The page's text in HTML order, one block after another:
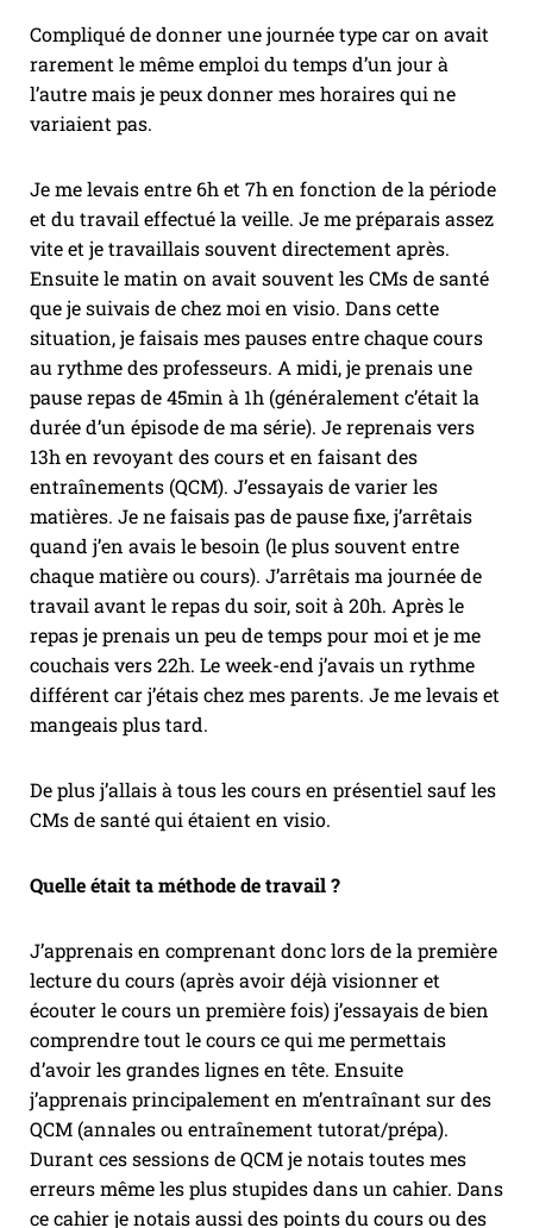
Compliqué de donner une journée type car on avait
rarement le même emploi du temps d’un jour à
l’autre mais je peux donner mes horaires qui ne
variaient pas.
Je me levais entre 6h et 7h en fonction de la période
et du travail effectué la veille. Je me préparais assez
vite et je travaillais souvent directement après.
Ensuite le matin on avait souvent les CMs de santé
que je suivais de chez moi en visio. Dans cette
situation, je faisais mes pauses entre chaque cours
au rythme des professeurs. A midi, je prenais une
pause repas de 45min à 1h (généralement c’était la
durée d’un épisode de ma série). Je reprenais vers
13h en revoyant des cours et en faisant des
entraînements (QCM). J’essayais de varier les
matières. Je ne faisais pas de pause fixe, j’arrêtais
quand j’en avais le besoin (le plus souvent entre
chaque matière ou cours). J’arrêtais ma journée de
travail avant le repas du soir, soit à 20h. Après le
repas je prenais un peu de temps pour moi et je me
couchais vers 22h. Le week-end j’avais un rythme
différent car j’étais chez mes parents. Je me levais et
mangeais plus tard.
De plus j’allais à tous les cours en présentiel sauf les
CMs de santé qui étaient en visio.
Quelle était ta méthode de travail ?
J’apprenais en comprenant donc lors de la première
lecture du cours (après avoir déjà visionner et
écouter le cours un première fois) j’essayais de bien
comprendre tout le cours ce qui me permettais
d’avoir les grandes lignes en tête. Ensuite
j’apprenais principalement en m’entraînant sur des
QCM (annales ou entraînement tutorat/prépa).
Durant ces sessions de QCM je notais toutes mes
erreurs même les plus stupides dans un cahier. Dans
ce cahier je notais aussi des points du cours ou des